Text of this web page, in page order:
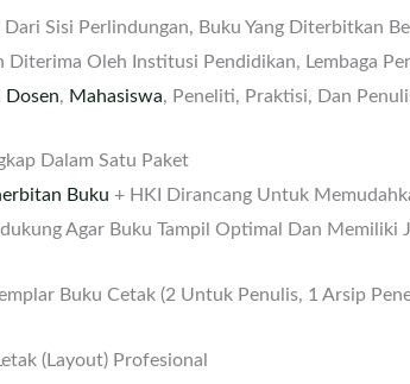
Sisi Perlindungan, Buku Yang Diterbitkan
Diterima Oleh Institusi Pendidikan, Lembaga
Dosen, Mahasiswa, Peneliti, Praktisi, Dan
Dalam Satu Paket
Buku + HKI Dirancang Untuk
Agar Buku Tampil Optimal Dan Memiliki
Buku Cetak (2 Untuk Penulis, 1 Arsip
(layout) Profesional